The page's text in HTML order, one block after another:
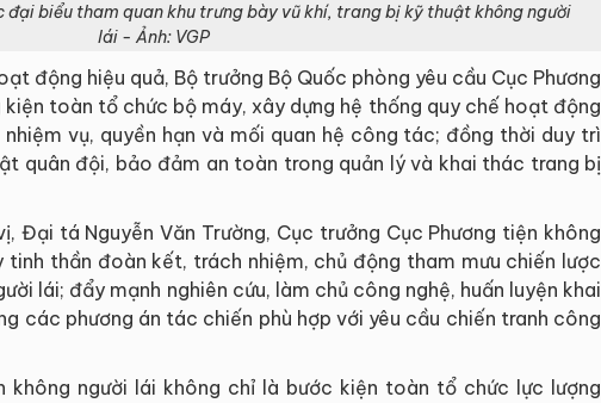
đại biểu tham quan khu trưng bày vũ khí, trang bị kỹ thuật không người
lái - Ảnh: VGP
động hiệu quả, Bộ trưởng Bộ Quốc phòng yêu cầu Cục Phương
toàn tổ chức bộ máy, xây dựng hệ thống quy chế hoạt động
vụ, quyền hạn và mối quan hệ công tác; đồng thời duy trì
quân đội, bảo đảm an toàn trong quản lý và khai thác trang bị
Đại tá Nguyễn Văn Trường, Cục trưởng Cục Phương tiện không
tinh thần đoàn kết, trách nhiệm, chủ động tham mưu chiến lược
lái; đẩy mạnh nghiên cứu, làm chủ công nghệ, huấn luyện khai
các phương án tác chiến phù hợp với yêu cầu chiến tranh công
không người lái không chỉ là bước kiện toàn tổ chức lực lượng